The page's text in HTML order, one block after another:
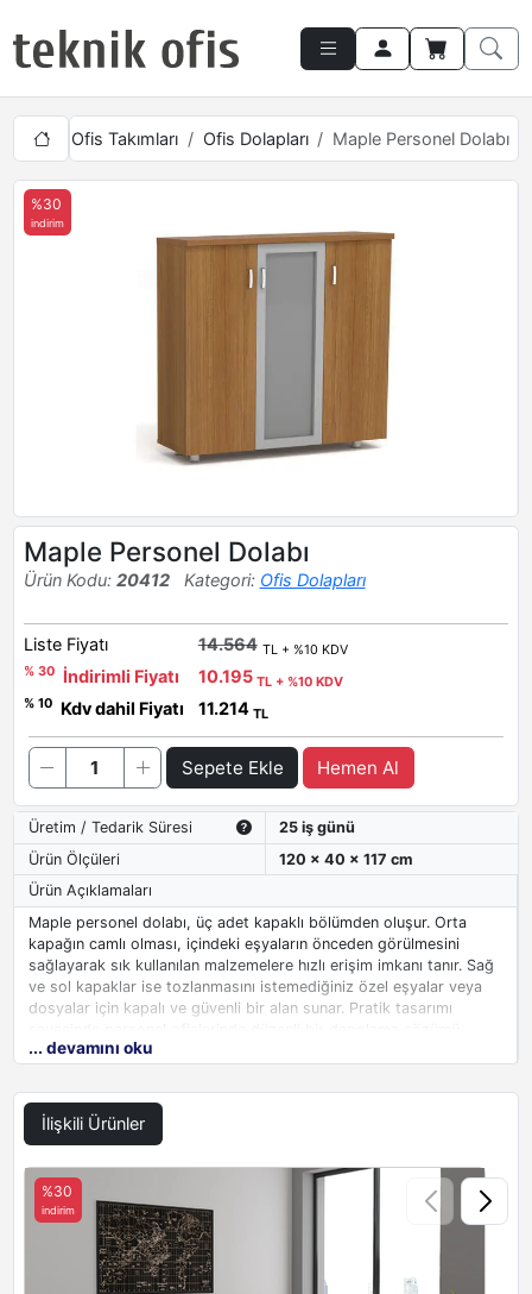
Ofis Takımları Ofis Dolapları Maple Personel Dolabı
%30
indirim
Maple Personel Dolabı
Ürün Kodu: 20412 Kategori: Ofis Dolapları
Liste Fiyatı 14.564 TL + %10 KDV
% 30
İndirimli Fiyatı 10.195 TL + %10 KDV
% 10
Kdv dahil Fiyatı 11.214 TL
Sepete Ekle Hemen Al
Üretim / Tedarik Süresi
25 iş günü
Ürün Ölçüleri
120 x 40 x 117 cm
Ürün Açıklamaları
Maple personel dolabı, üç adet kapaklı bölümden oluşur. Orta
kapağın camlı olması, içindeki eşyaların önceden görülmesini
sağlayarak sık kullanılan malzemelere hızlı erişim imkanı tanır. Sağ
ve sol kapaklar ise tozlanmasını istemediğiniz özel eşyalar veya
dosyalar için kapalı ve güvenli bir alan sunar. Pratik tasarımı
oluşturur. Cam detay,
... devamını oku
İlişkili Ürünler
%30
indirim